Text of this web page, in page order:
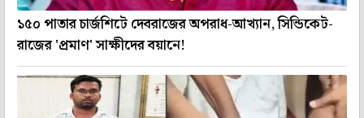
১৫০ পাতার চার্জশিটে দেবরাজের অপরাধ-আখ্যান, সিন্ডিকেট-
রাজের 'প্রমাণ' সাক্ষীদের বয়ানে!